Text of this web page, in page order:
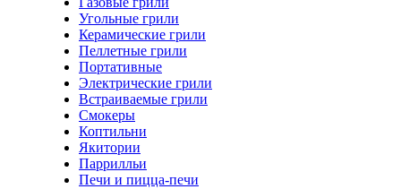
Угольные грили
Керамические грили
Пеллетные грили
Портативные
Электрические грили
Встраиваемые грили
Смокеры
Коптильни
Якитории
Паррилльи
Печи и пицца-печи